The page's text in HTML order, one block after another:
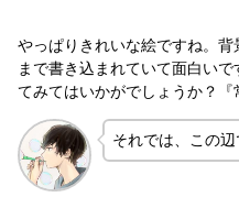
やっぱりきれいな絵ですね。
まで書き込まれていて面白い
てみてはいかがでしょうか？『
それでは、この辺